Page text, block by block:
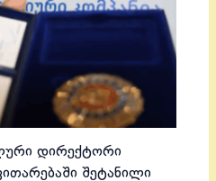
დირექტორი
შეტანილი